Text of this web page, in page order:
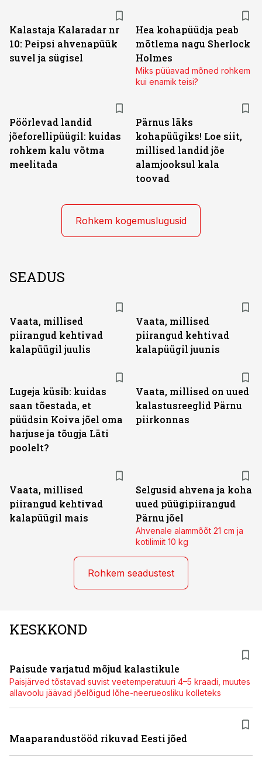
Kalastaja Kalaradar nr
10: Peipsi ahvenapüük
suvel ja sügisel
Hea kohapüüdja peab
mõtlema nagu Sherlock
Holmes
Miks püüavad mõned rohkem
kui enamik teisi?
Pöörlevad landid
jõeforellipüügil: kuidas
rohkem kalu võtma
meelitada
Pärnus läks
kohapüügiks! Loe siit,
millised landid jõe
alamjooksul kala
toovad
Rohkem kogemuslugusid
SEADUS
Vaata, millised
piirangud kehtivad
kalapüügil juulis
Vaata, millised
piirangud kehtivad
kalapüügil juunis
Lugeja küsib: kuidas
saan tõestada, et
püüdsin Koiva jõel oma
harjuse ja tõugja Läti
poolelt?
Vaata, millised on uued
kalastusreeglid Pärnu
piirkonnas
Vaata, millised
piirangud kehtivad
kalapüügil mais
Selgusid ahvena ja koha
uued püügipiirangud
Pärnu jõel
Ahvenale alammõõt 21 cm ja
kotilimiit 10 kg
Rohkem seadustest
KESKKOND
Paisude varjatud mõjud kalastikule
Paisjärved tõstavad suvist veetemperatuuri 4–5 kraadi, muutes
allavoolu jäävad jõelõigud lõhe-neerueosliku kolleteks
Maaparandustööd rikuvad Eesti jõed